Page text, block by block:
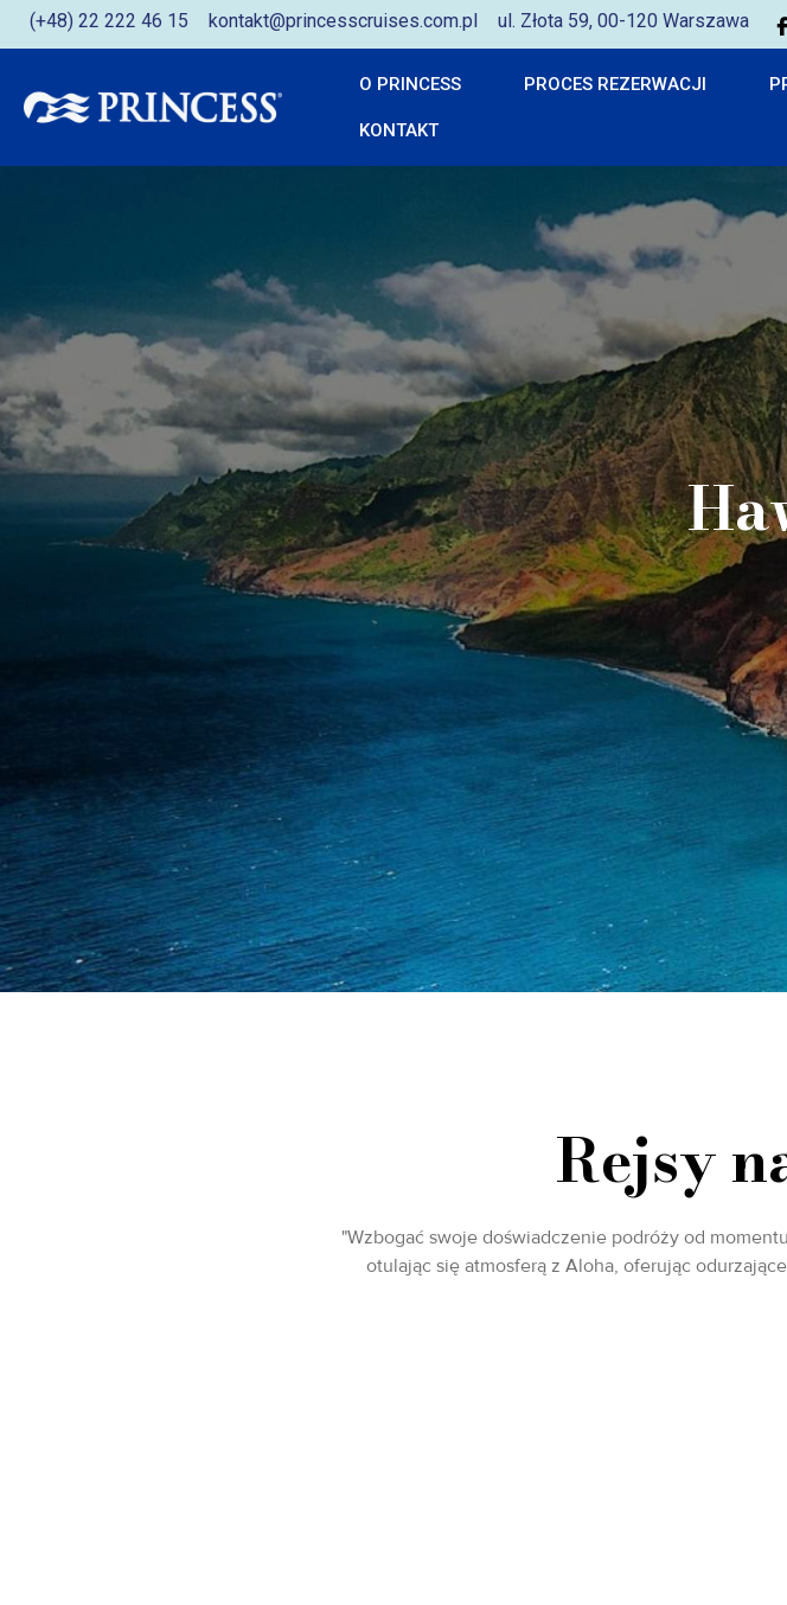
(+48) 22 222 46 15 kontakt@princesscruises.com.pl ul. Złota 59, 00-120 Warszawa
O PRINCESS PROCES REZERWACJI
KONTAKT
Rejsy
"Wzbogać swoje doświadczenie podróży od
otulając się atmosferą z Aloha, oferując